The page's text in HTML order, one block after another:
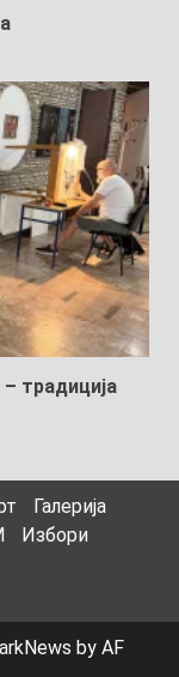
традиција
Галерија
Избори
by AF